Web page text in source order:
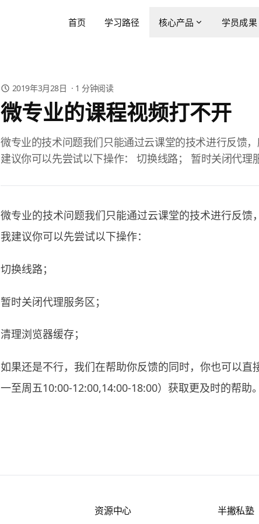
首页 学习路径 核心产品 学员成果
2019年3月28日 · 1 分钟阅读
微专业的课程视频打不开
微专业的技术问题我们只能通过云课堂的技术进行反馈
建议你可以先尝试以下操作： 切换线路； 暂时关闭代理
微专业的技术问题我们只能通过云课堂的技术进行反馈
我建议你可以先尝试以下操作：
切换线路；
暂时关闭代理服务区；
清理浏览器缓存；
如果还是不行，我们在帮助你反馈的同时，你也可以直
一至周五10:00-12:00,14:00-18:00）获取更及时的帮助
资源中心 半撇私塾